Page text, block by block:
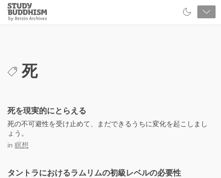
Close
Study
Buddhism
死
死を現実的にとらえる
死の不可避性を受け止めて、まだできるうちに変化を起こしまし
ょう。
in 瞑想
タントラにおけるラムリムの初級レベルの必要性